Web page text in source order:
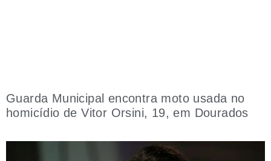
Guarda Municipal encontra moto usada no
homicídio de Vitor Orsini, 19, em Dourados